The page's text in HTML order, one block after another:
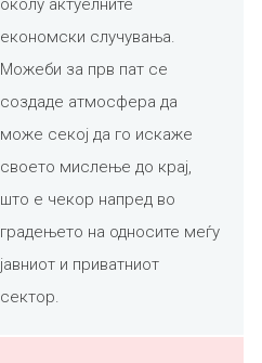
околу актуелните
економски случувања.
Можеби за прв пат се
создаде атмосфера да
може секој да го искаже
своето мислење до крај,
што е чекор напред во
градењето на односите меѓу
јавниот и приватниот
сектор.